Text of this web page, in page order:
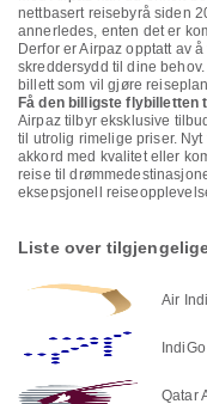
nettbasert reisebyrå siden
annerledes, enten det er
Derfor er Airpaz opptatt av
skreddersydd til dine
billett som vil gjøre
Få den billigste flybilletten
Airpaz tilbyr eksklusive
til utrolig rimelige priser.
akkord med kvalitet eller
reise til
eksepsjonell
Liste over
Air
IndiGo
Qatar